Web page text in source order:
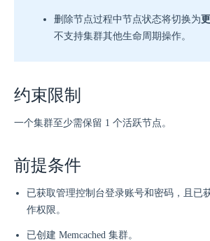
删除节点过程中节点状态将切换为
不支持集群其他生命周期操作。
约束限制
一个集群至少需保留 1 个活跃节点。
前提条件
已获取管理控制台登录账号和密码，且已
作权限。
已创建 Memcached 集群。